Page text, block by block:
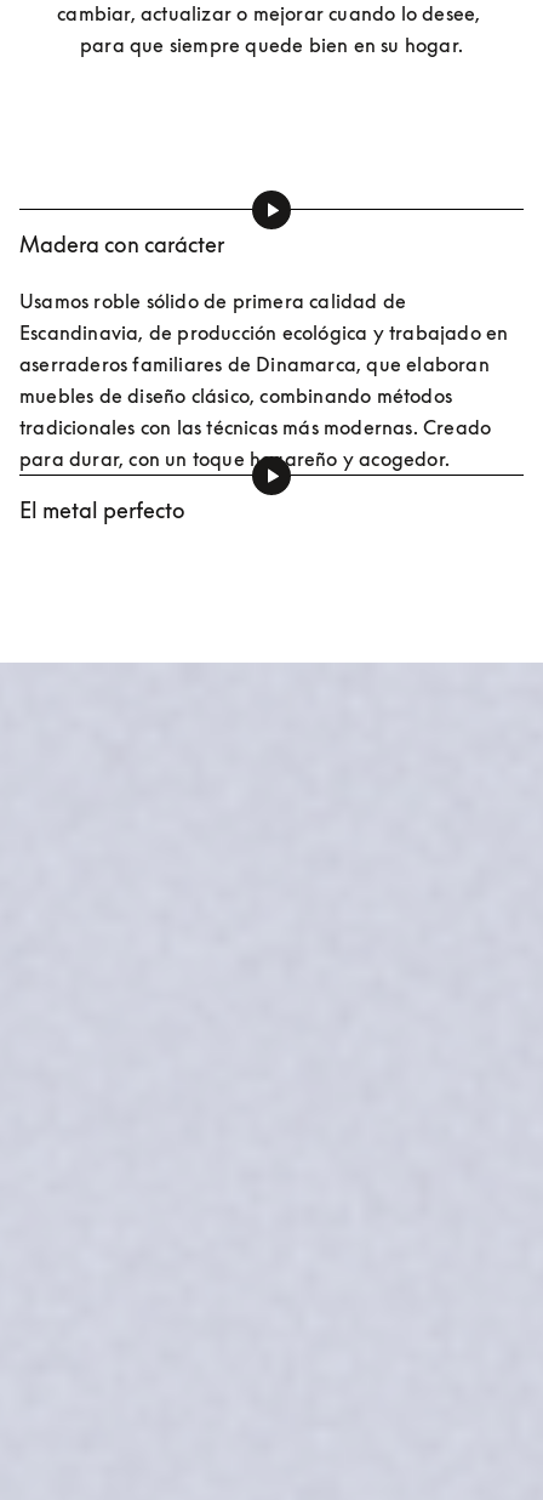
cambiar, actualizar o mejorar cuando lo desee,
para que siempre quede bien en su hogar.
Madera con carácter
Usamos roble sólido de primera calidad de
Escandinavia, de producción ecológica y trabajado en
aserraderos familiares de Dinamarca, que elaboran
muebles de diseño clásico, combinando métodos
tradicionales con las técnicas más modernas. Creado
para durar, con un toque hogareño y acogedor.
El metal perfecto